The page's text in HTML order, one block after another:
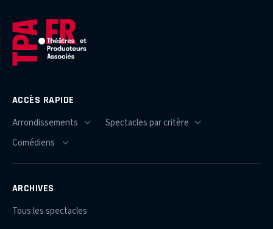
ACCÈS RAPIDE
ARCHIVES
Tous les spectacles